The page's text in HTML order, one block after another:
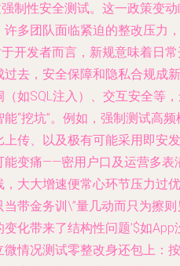
制性安全测试。这一政策变
多团队面临紧迫的整改压力，
开发者而言，新规意味着日
去，安全保障和隐私合规成新
如SQL注入）、交互安全等
“挖坑”。例如，强制测试高频
传、以及极有可能采用即安发
能变痛——密用户口及运营多表
大大增速便常心环节压力过优
带金务训\”量几动而只为擦则
化带来了结构性问题’$如App
情况测试零整改身还包上：按